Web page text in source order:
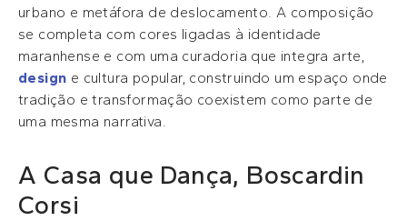
urbano e metáfora de deslocamento. A composição
se completa com cores ligadas à identidade
maranhense e com uma curadoria que integra arte,
design e cultura popular, construindo um espaço onde
tradição e transformação coexistem como parte de
uma mesma narrativa.
A Casa que Dança, Boscardin
Corsi